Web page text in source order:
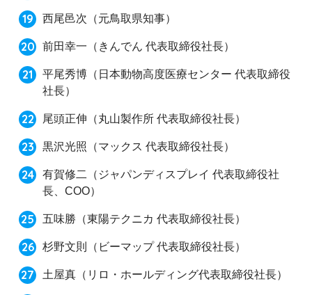
西尾邑次 （元鳥取県知事）
前田幸一 （きんでん 代表取締役社長）
平尾秀博 （日本動物高度医療センター 代表取締役
社長）
尾頭正伸 （丸山製作所 代表取締役社長）
黒沢光照 （マックス 代表取締役社長）
有賀修二
（ジャパンディスプレイ 代表取締役社
長、COO）
五味勝 （東陽テクニカ 代表取締役社長）
杉野文則 （ビーマップ 代表取締役社長）
土屋真 （リロ・ホールディング代表取締役社長）